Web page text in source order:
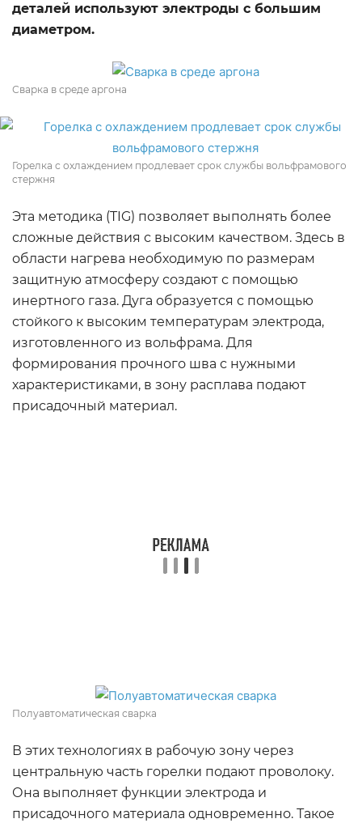
деталей используют электроды с большим
диаметром.
Сварка в среде аргона
Горелка с охлаждением продлевает срок службы вольфрамового
стержня
Эта методика (TIG) позволяет выполнять более
сложные действия с высоким качеством. Здесь в
области нагрева необходимую по размерам
защитную атмосферу создают с помощью
инертного газа. Дуга образуется с помощью
стойкого к высоким температурам электрода,
изготовленного из вольфрама. Для
формирования прочного шва с нужными
характеристиками, в зону расплава подают
присадочный материал.
Полуавтоматическая сварка
В этих технологиях в рабочую зону через
центральную часть горелки подают проволоку.
Она выполняет функции электрода и
присадочного материала одновременно. Такое